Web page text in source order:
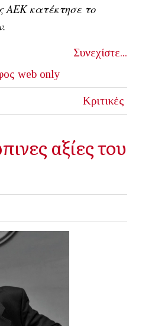
ΑΕΚ κατέκτησε το
Συνεχίστε...
web only
Κριτικές
αξίες του